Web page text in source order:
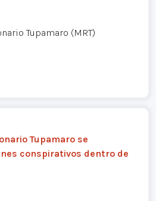
Tupamaro (MRT)
Tupamaro se
conspirativos dentro de